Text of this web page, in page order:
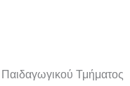
Τμήματος